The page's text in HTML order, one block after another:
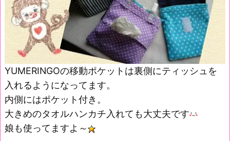
YUMERINGOの移動ポケットは裏側にティッシュを
入れるようになってます。
内側にはポケット付き。
大きめのタオルハンカチ入れても大丈夫です
娘も使ってますよ～